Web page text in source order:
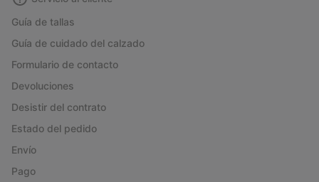
Guía de tallas
Guía de cuidado del calzado
Formulario de contacto
Devoluciones
Desistir del contrato
Estado del pedido
Envío
Pago